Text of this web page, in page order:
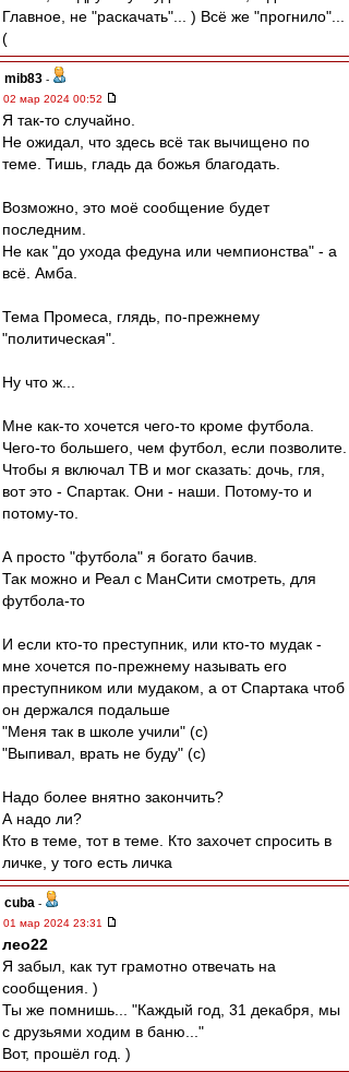
Главное, не "раскачать"... ) Всё же "прогнило"...
(
mib83 -
02 мар 2024 00:52
Я так-то случайно.
Не ожидал, что здесь всё так вычищено по
теме. Тишь, гладь да божья благодать.
Возможно, это моё сообщение будет
последним.
Не как "до ухода федуна или чемпионства" - а
всё. Амба.
Тема Промеса, глядь, по-прежнему
"политическая".
Ну что ж...
Мне как-то хочется чего-то кроме футбола.
Чего-то большего, чем футбол, если позволите.
Чтобы я включал ТВ и мог сказать: дочь, гля,
вот это - Спартак. Они - наши. Потому-то и
потому-то.
А просто "футбола" я богато бачив.
Так можно и Реал с МанСити смотреть, для
футбола-то
И если кто-то преступник, или кто-то мудак -
мне хочется по-прежнему называть его
преступником или мудаком, а от Спартака чтоб
он держался подальше
"Меня так в школе учили" (с)
"Выпивал, врать не буду" (с)
Надо более внятно закончить?
А надо ли?
Кто в теме, тот в теме. Кто захочет спросить в
личке, у того есть личка
cuba -
01 мар 2024 23:31
лео22
Я забыл, как тут грамотно отвечать на
сообщения. )
Ты же помнишь... "Каждый год, 31 декабря, мы
с друзьями ходим в баню..."
Вот, прошёл год. )